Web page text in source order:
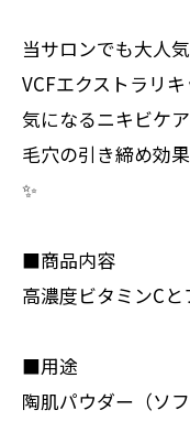
当サロンでも大人
VCFエクストラリ
気になるニキビケ
毛穴の引き締め効
✨
■商品内容
高濃度ビタミンCと
■用途
陶肌パウダー（ソ